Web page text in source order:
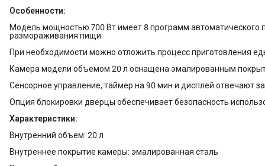
Особенности:
Модель мощностью 700 Вт имеет 8 программ
размораживания пищи.
При необходимости можно отложить процесс приготовления
Камера модели объемом 20 л оснащена эмалированным
Сенсорное управление, таймер на 90 мин и дисплей отвечают
Опция блокировки дверцы обеспечивает безопасность
Характеристики:
Внутренний объем: 20 л
Внутреннее покрытие камеры: эмалированная сталь